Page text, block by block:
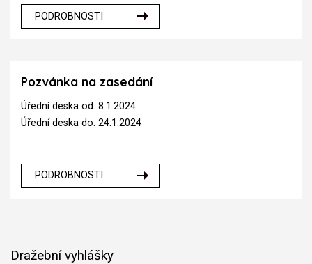
PODROBNOSTI
Pozvánka na zasedání
Úřední deska od: 8.1.2024
Úřední deska do: 24.1.2024
PODROBNOSTI
Dražební vyhlášky